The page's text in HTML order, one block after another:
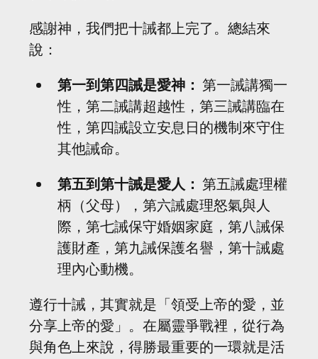
感謝神，我們把十誡都上完了。總結來
說：
第一到第四誡是愛神： 第一誡講獨一
性，第二誡講超越性，第三誡講臨在
性，第四誡設立安息日的機制來守住
其他誡命。
第五到第十誡是愛人： 第五誡處理權
柄（父母），第六誡處理怒氣與人
際，第七誡保守婚姻家庭，第八誡保
護財產，第九誡保護名譽，第十誡處
理內心動機。
遵行十誡，其實就是「領受上帝的愛，並
分享上帝的愛」。在屬靈爭戰裡，從行為
與角色上來說，得勝最重要的一環就是活